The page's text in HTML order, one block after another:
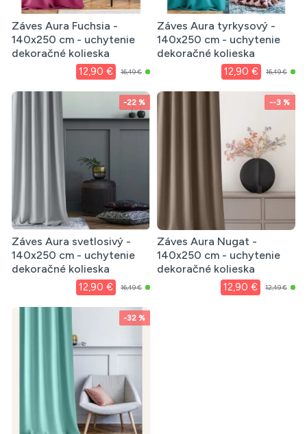
Záves Aura Fuchsia -
140x250 cm - uchytenie
dekoračné kolieska
12,90 € 16,49 €
Záves Aura tyrkysový -
140x250 cm - uchytenie
dekoračné kolieska
12,90 € 16,49 €
-22 %
Záves Aura svetlosivý -
140x250 cm - uchytenie
dekoračné kolieska
12,90 € 16,49 €
--3 %
Záves Aura Nugat -
140x250 cm - uchytenie
dekoračné kolieska
12,90 € 12,49 €
-32 %